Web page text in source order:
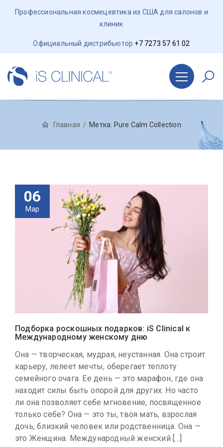
Профессиональная космецевтика из США для салонов и
клиник
Официальный дистрибьютор +7 7273 57 61 02
Главная Метка: Pure Calm Collection
06
Мар
Подборка роскошных подарков: iS Clinical к
Международному женскому дню
Она — творческая, мудрая, неустанная. Она строит
карьеру, лелеет мечты, оберегает теплоту
семейного очага. Ее день — это марафон, где она
находит силы быть опорой для других. Но часто
ли она позволяет себе мгновение, посвященное
только себе? Она — это ты, твоя мать, взрослая
дочь, близкий человек или родственница. Она —
это Женщина. Международный женский […]